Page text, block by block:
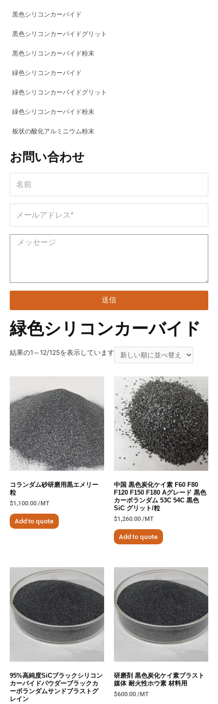
黒色シリコンカーバイド
黒色シリコンカーバイドグリット
黒色シリコンカーバイド粉末
緑色シリコンカーバイド
緑色シリコンカーバイドグリット
緑色シリコンカーバイド粉末
板状の酸化アルミニウム粉末
お問い合わせ
送信
緑色シリコンカーバイド
結果の1～12/125を表示しています
コランダム砂研磨用黒エメリー
粒
$1,100.00 /MT
Add to quote
中国 黒色炭化ケイ素 F60 F80
F120 F150 F180 Aグレード 黒色
カーボランダム 53C 54C 黒色
SiC グリット/粒
$1,260.00 /MT
Add to quote
95%高純度SiCブラックシリコン
カーバイドパウダーブラックカ
ーボランダムサンドブラストグ
レイン
研磨剤 黒色炭化ケイ素ブラスト
媒体 耐火性ホウ素 材料用
$600.00 /MT